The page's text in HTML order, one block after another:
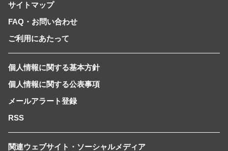
サイトマップ
FAQ・お問い合わせ
ご利用にあたって
個人情報に関する基本方針
個人情報に関する公表事項
メールアラート登録
RSS
関連ウェブサイト・ソーシャルメディア